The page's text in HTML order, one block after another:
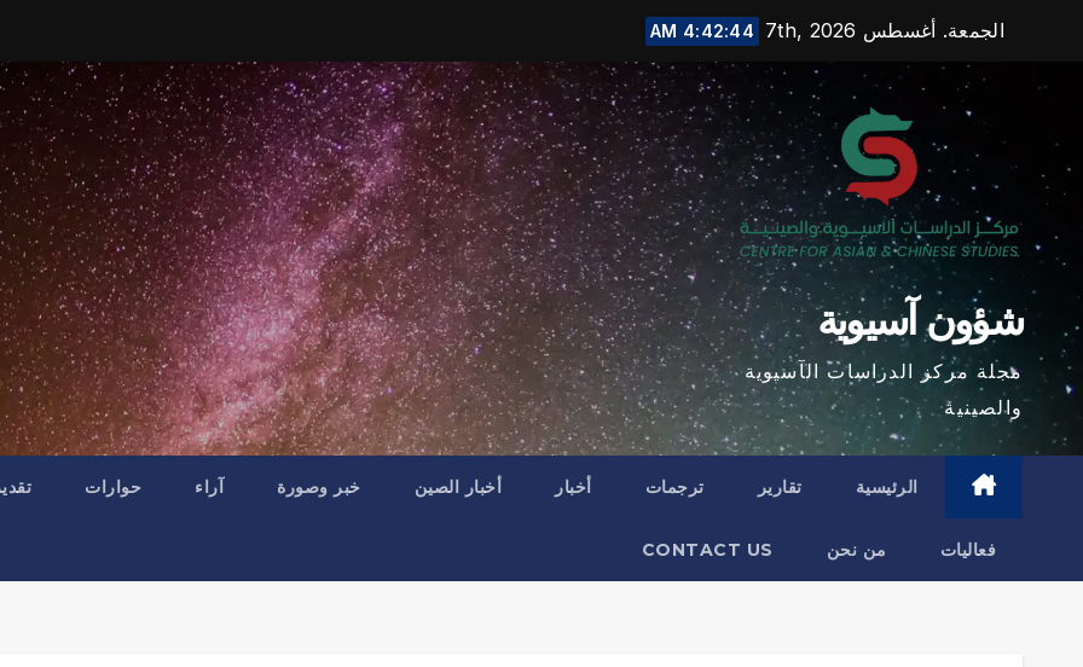
content
الجمعة. أغسطس 7th, 2026 4:42:45 AM
شؤون آسيوية
مجلة مركز الدراسات الآسيوية
والصينية
الرئيسية تقارير ترجمات أخبار أخبار الصين خبر وصورة آراء حوارات
فعاليات من نحن CONTACT US